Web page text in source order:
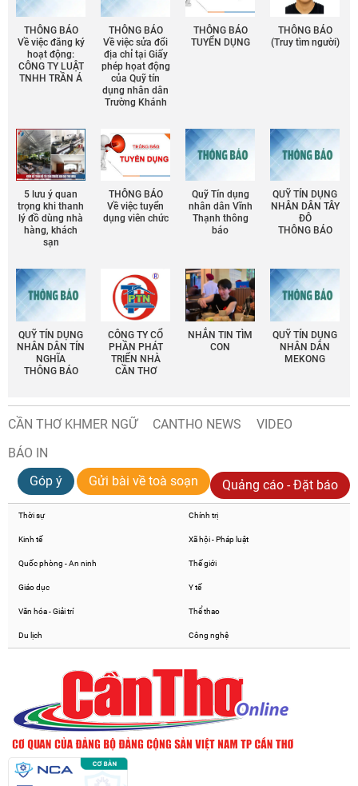
THÔNG BÁO
Về việc đăng ký
hoạt động:
CÔNG TY LUẬT
TNHH TRẦN Á
THÔNG BÁO
Về việc sửa đổi
địa chỉ tại Giấy
phép họat động
của Quỹ tín
dụng nhân dân
Trường Khánh
THÔNG BÁO
TUYỂN DỤNG
THÔNG BÁO
(Truy tìm người)
5 lưu ý quan
trọng khi thanh
lý đồ dùng nhà
hàng, khách
sạn
THÔNG BÁO
Về việc tuyển
dụng viên chức
Quỹ Tín dụng
nhân dân Vĩnh
Thạnh thông
báo
QUỸ TÍN DỤNG
NHÂN DÂN TÂY
ĐÔ
THÔNG BÁO
QUỸ TÍN DỤNG
NHÂN DÂN TÍN
NGHĨA
THÔNG BÁO
CÔNG TY CỔ
PHẦN PHÁT
TRIỂN NHÀ
CẦN THƠ
NHẮN TIN TÌM
CON
QUỸ TÍN DỤNG
NHÂN DÂN
MEKONG
CẦN THƠ KHMER NGỮ CANTHO NEWS
VIDEO
BÁO IN
Góp ý
Gửi bài về toà soạn Quảng cáo - Đặt báo
Thời sự Chính trị
Kinh tế Xã hội - Pháp luật
Quốc phòng - An ninh Thế giới
Giáo dục Y tế
Văn hóa - Giải trí Thể thao
Du lịch Công nghệ